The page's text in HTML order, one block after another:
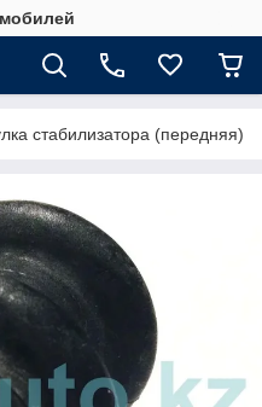
стабилизатора (передняя)